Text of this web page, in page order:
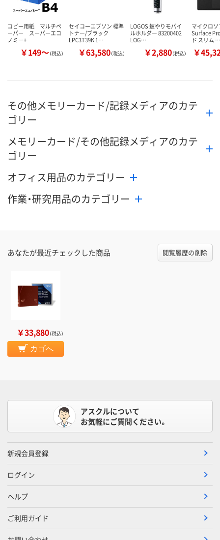
コピー用紙 マルチペ
ーパー スーパーエコ
ノミー+
￥149～（税込）
セイコーエプソン 標準
トナー/ブラック
LPC3T39K 1…
￥63,580（税込）
LOGOS 蚊やりモバイ
ルホルダー 83200402
LOG…
￥2,880（税込）
マイクロ
Surface
ド スリム …
￥
その他メモリーカード/記録メディアのカテ
ゴリー
メモリーカード/その他記録メディアのカテ
ゴリー
オフィス用品のカテゴリー
作業・研究用品のカテゴリー
あなたが最近チェックした商品 閲覧履歴の削除
￥33,880（税込）
カゴへ
アスクルについて
お気軽にご質問ください。
新規会員登録
ログイン
ヘルプ
ご利用ガイド